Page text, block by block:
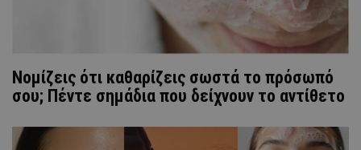
Νομίζεις ότι καθαρίζεις σωστά το πρόσωπό
σου; Πέντε σημάδια που δείχνουν το αντίθετο